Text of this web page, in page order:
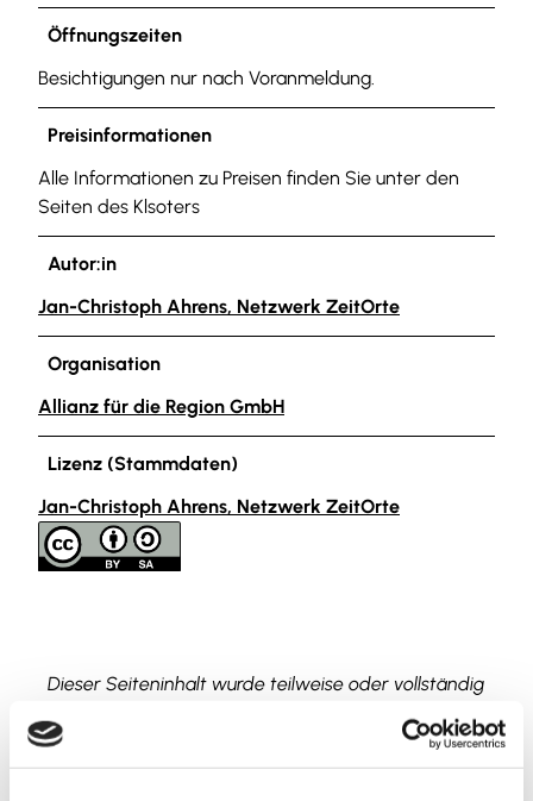
Öffnungszeiten
Besichtigungen nur nach Voranmeldung.
Preisinformationen
Alle Informationen zu Preisen finden Sie unter den
Seiten des Klsoters
Autor:in
Jan-Christoph Ahrens, Netzwerk ZeitOrte
Organisation
Allianz für die Region GmbH
Lizenz (Stammdaten)
Jan-Christoph Ahrens, Netzwerk ZeitOrte
Dieser Seiteninhalt wurde teilweise oder vollständig